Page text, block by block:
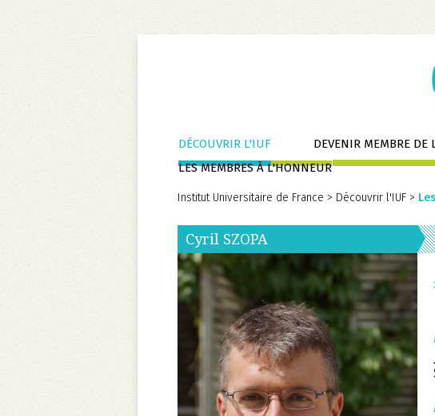
Aller
au
contenu
DÉCOUVRIR L'IUF DEVENIR MEMBRE DE
LES MEMBRES À L'HONNEUR
Institut Universitaire de France > Découvrir l'IUF >
Cyril SZOPA